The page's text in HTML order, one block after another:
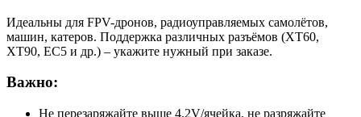
Идеальны для FPV-дронов, радиоуправляемых самолётов,
машин, катеров. Поддержка различных разъёмов (XT60,
XT90, EC5 и др.) – укажите нужный при заказе.
Важно:
Не перезаряжайте выше 4.2V/ячейка, не разряжайте